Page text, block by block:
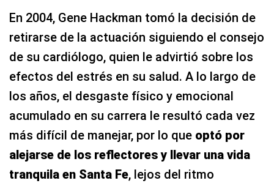
En 2004, Gene Hackman tomó la decisión de
retirarse de la actuación siguiendo el consejo
de su cardiólogo, quien le advirtió sobre los
efectos del estrés en su salud. A lo largo de
los años, el desgaste físico y emocional
acumulado en su carrera le resultó cada vez
más difícil de manejar, por lo que optó por
alejarse de los reflectores y llevar una vida
tranquila en Santa Fe, lejos del ritmo